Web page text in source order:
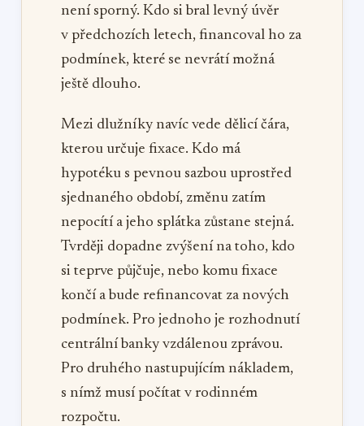
není sporný. Kdo si bral levný úvěr
v předchozích letech, financoval ho za
podmínek, které se nevrátí možná
ještě dlouho.
Mezi dlužníky navíc vede dělicí čára,
kterou určuje fixace. Kdo má
hypotéku s pevnou sazbou uprostřed
sjednaného období, změnu zatím
nepocítí a jeho splátka zůstane stejná.
Tvrději dopadne zvýšení na toho, kdo
si teprve půjčuje, nebo komu fixace
končí a bude refinancovat za nových
podmínek. Pro jednoho je rozhodnutí
centrální banky vzdálenou zprávou.
Pro druhého nastupujícím nákladem,
s nímž musí počítat v rodinném
rozpočtu.